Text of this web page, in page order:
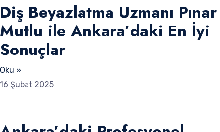
Diş Beyazlatma Uzmanı Pınar
Mutlu ile Ankara’daki En İyi
Sonuçlar
Oku »
16 Şubat 2025